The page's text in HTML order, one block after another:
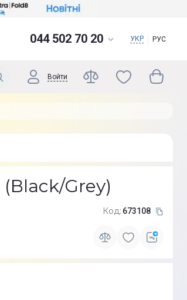
044 502 70 20 УКР РУС
Войти
Grey)
Код: 673108